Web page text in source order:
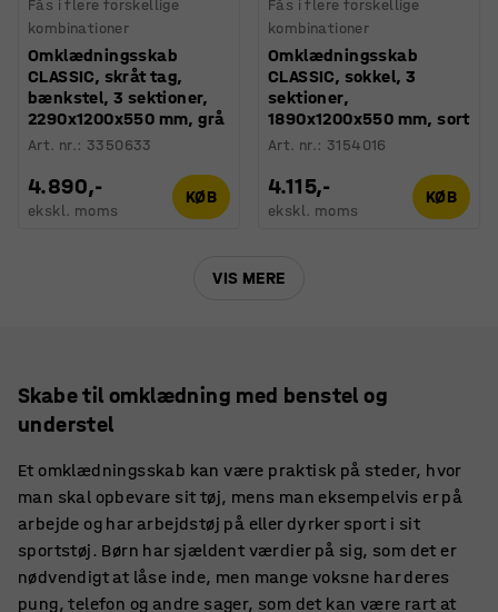
Fås i flere forskellige
kombinationer
Omklædningsskab
CLASSIC, skråt tag,
bænkstel, 3 sektioner,
2290x1200x550 mm, grå
Art. nr.: 3350633
4.890,-
ekskl. moms
KØB
Fås i flere forskellige
kombinationer
Omklædningsskab
CLASSIC, sokkel, 3
sektioner,
1890x1200x550 mm, sort
Art. nr.: 3154016
4.115,-
ekskl. moms
KØB
VIS MERE
Skabe til omklædning med benstel og
understel
Et omklædningsskab kan være praktisk på steder, hvor
man skal opbevare sit tøj, mens man eksempelvis er på
arbejde og har arbejdstøj på eller dyrker sport i sit
sportstøj. Børn har sjældent værdier på sig, som det er
nødvendigt at låse inde, men mange voksne har deres
pung, telefon og andre sager, som det kan være rart at